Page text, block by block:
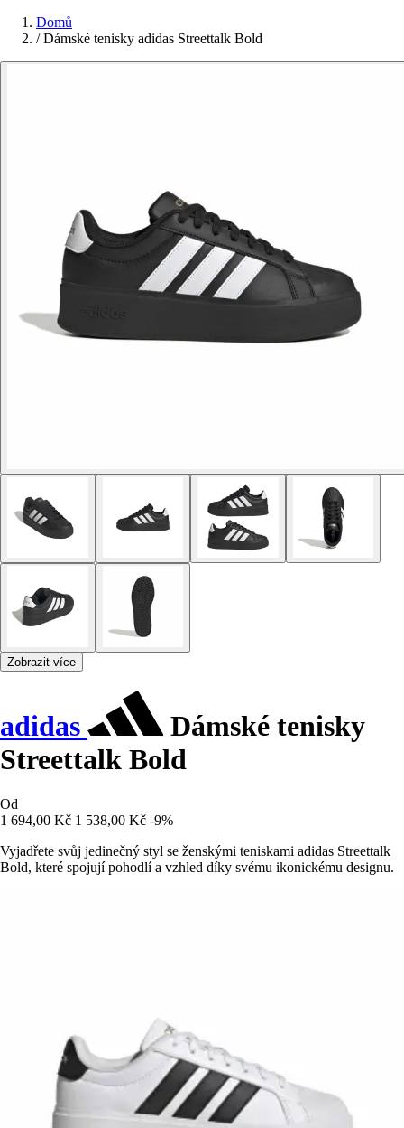
Domů
/ Dámské tenisky adidas Streettalk Bold
Zobrazit více
adidas
Dámské tenisky
Streettalk Bold
Od
1 694,00 Kč 1 538,00 Kč -9%
Vyjadřete svůj jedinečný styl se ženskými teniskami adidas Streettalk
Bold, které spojují pohodlí a vzhled díky svému ikonickému designu.